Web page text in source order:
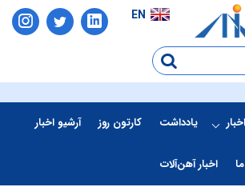
EN
اخبار یادداشت کارتون روز آرشیو اخبار
اخبار آهن‌آلات